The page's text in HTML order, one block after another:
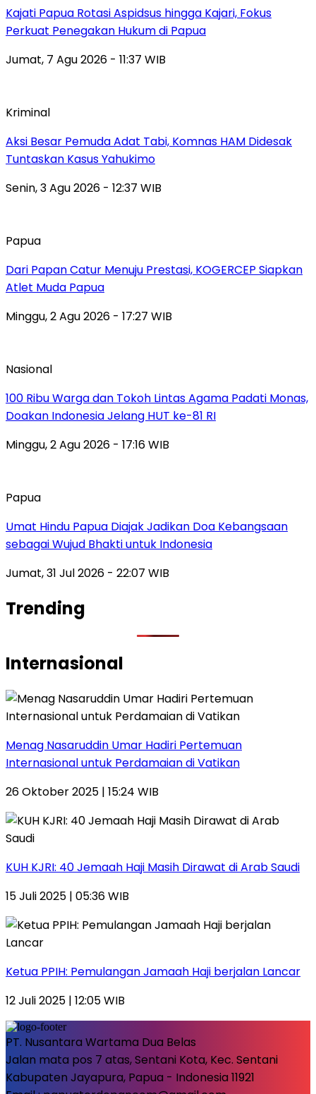
Kajati Papua Rotasi Aspidsus hingga Kajari, Fokus
Perkuat Penegakan Hukum di Papua
Jumat, 7 Agu 2026 - 11:37 WIB
Kriminal
Aksi Besar Pemuda Adat Tabi, Komnas HAM Didesak
Tuntaskan Kasus Yahukimo
Senin, 3 Agu 2026 - 12:37 WIB
Papua
Dari Papan Catur Menuju Prestasi, KOGERCEP Siapkan
Atlet Muda Papua
Minggu, 2 Agu 2026 - 17:27 WIB
Nasional
100 Ribu Warga dan Tokoh Lintas Agama Padati Monas,
Doakan Indonesia Jelang HUT ke-81 RI
Minggu, 2 Agu 2026 - 17:16 WIB
Papua
Umat Hindu Papua Diajak Jadikan Doa Kebangsaan
sebagai Wujud Bhakti untuk Indonesia
Jumat, 31 Jul 2026 - 22:07 WIB
Trending
Internasional
Menag Nasaruddin Umar Hadiri Pertemuan
Internasional untuk Perdamaian di Vatikan
26 Oktober 2025 | 15:24 WIB
KUH KJRI: 40 Jemaah Haji Masih Dirawat di Arab Saudi
15 Juli 2025 | 05:36 WIB
Ketua PPIH: Pemulangan Jamaah Haji berjalan Lancar
12 Juli 2025 | 12:05 WIB
PT. Nusantara Wartama Dua Belas
Jalan mata pos 7 atas, Sentani Kota, Kec. Sentani
Kabupaten Jayapura, Papua - Indonesia 11921